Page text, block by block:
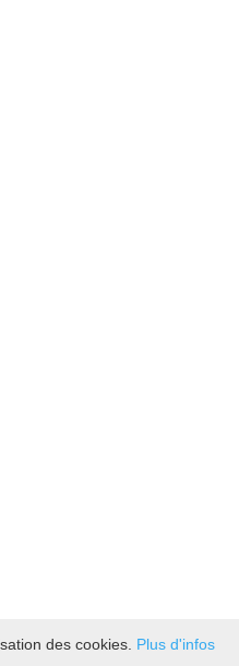
des cookies. Plus d'infos